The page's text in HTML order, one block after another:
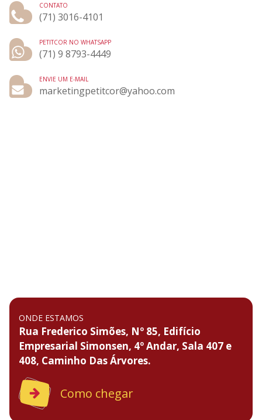
CONTATO
(71) 3016-4101
PETITCOR NO WHATSAPP
(71) 9 8793-4449
ENVIE UM E-MAIL
marketingpetitcor@yahoo.com
ONDE ESTAMOS
Rua Frederico Simões, Nº 85, Edifício
Empresarial Simonsen, 4º Andar, Sala 407 e
408, Caminho Das Árvores.
Como chegar